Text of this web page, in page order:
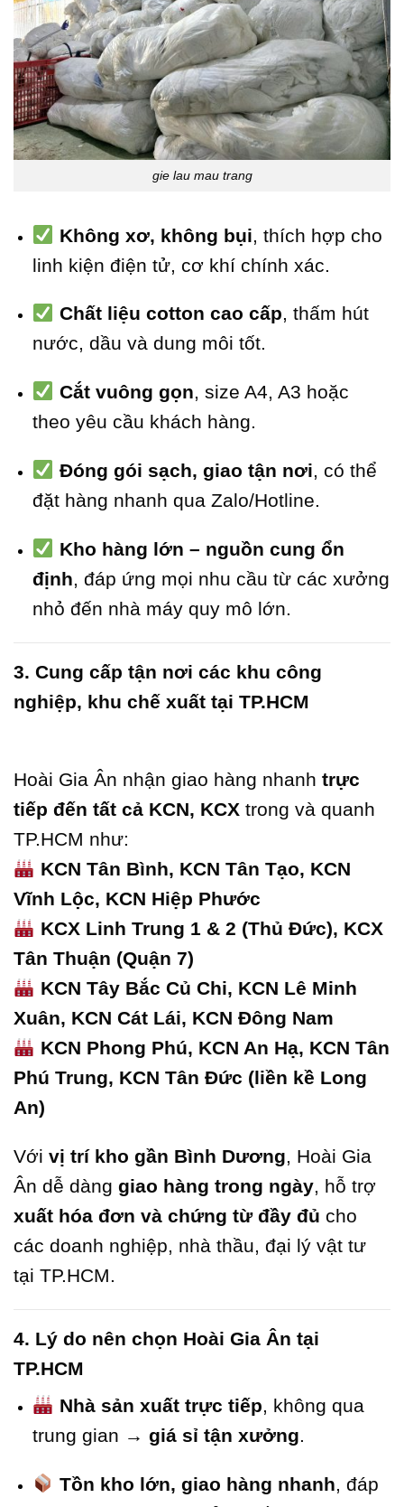
gie lau mau trang
Không xơ, không bụi , thích hợp cho
linh kiện điện tử, cơ khí chính xác.
Chất liệu cotton cao cấp, thấm hút
nước, dầu và dung môi tốt.
Cắt vuông gọn, size A4, A3 hoặc
theo yêu cầu khách hàng.
Đóng gói sạch, giao tận nơi, có thể
đặt hàng nhanh qua Zalo/Hotline.
Kho hàng lớn – nguồn cung ổn
định, đáp ứng mọi nhu cầu từ các xưởng
nhỏ đến nhà máy quy mô lớn.
3. Cung cấp tận nơi các khu công
nghiệp, khu chế xuất tại TP.HCM
Hoài Gia Ân nhận giao hàng nhanh trực
tiếp đến tất cả KCN, KCX trong và quanh
TP.HCM như:
KCN Tân Bình, KCN Tân Tạo, KCN
Vĩnh Lộc, KCN Hiệp Phước
KCX Linh Trung 1 & 2 (Thủ Đức), KCX
Tân Thuận (Quận 7)
KCN Tây Bắc Củ Chi, KCN Lê Minh
Xuân, KCN Cát Lái, KCN Đông Nam
KCN Phong Phú, KCN An Hạ, KCN Tân
Phú Trung, KCN Tân Đức (liền kề Long
An)
Với vị trí kho gần Bình Dương, Hoài Gia
Ân dễ dàng giao hàng trong ngày, hỗ trợ
xuất hóa đơn và chứng từ đầy đủ cho
các doanh nghiệp, nhà thầu, đại lý vật tư
tại TP.HCM.
4. Lý do nên chọn Hoài Gia Ân tại
TP.HCM
Nhà sản xuất trực tiếp, không qua
trung gian → giá sỉ tận xưởng.
Tồn kho lớn, giao hàng nhanh, đáp